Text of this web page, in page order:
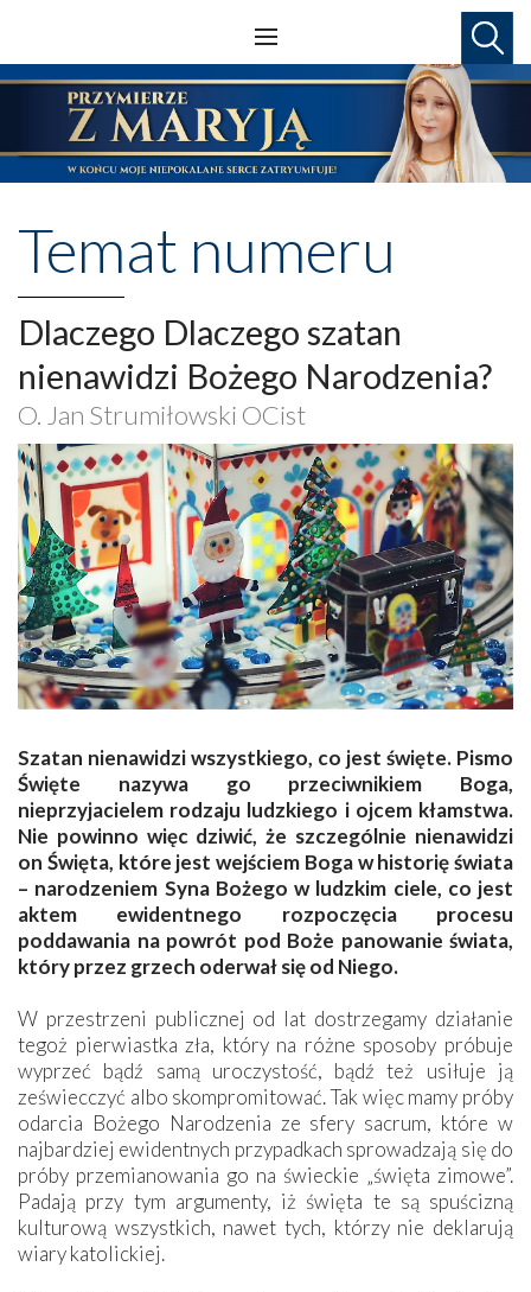
Temat numeru
Dlaczego Dlaczego szatan
nienawidzi Bożego Narodzenia?
O. Jan Strumiłowski OCist
Szatan nienawidzi wszystkiego, co jest święte. Pismo
Święte nazywa go przeciwnikiem Boga,
nieprzyjacielem rodzaju ludzkiego i ojcem kłamstwa.
Nie powinno więc dziwić, że szczególnie nienawidzi
on Święta, które jest wejściem Boga w historię świata
– narodzeniem Syna Bożego w ludzkim ciele, co jest
aktem ewidentnego rozpoczęcia procesu
poddawania na powrót pod Boże panowanie świata,
który przez grzech oderwał się od Niego.
W przestrzeni publicznej od lat dostrzegamy działanie
tegoż pierwiastka zła, który na różne sposoby próbuje
wyprzeć bądź samą uroczystość, bądź też usiłuje ją
zeświecczyć albo skompromitować. Tak więc mamy próby
odarcia Bożego Narodzenia ze sfery sacrum, które w
najbardziej ewidentnych przypadkach sprowadzają się do
próby przemianowania go na świeckie „święta zimowe”.
Padają przy tym argumenty, iż święta te są spuścizną
kulturową wszystkich, nawet tych, którzy nie deklarują
wiary katolickiej.